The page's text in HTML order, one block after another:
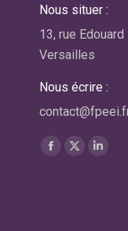
Nous situer :
13, rue
Versailles
Nous écrire :
Trouvez nous
La
La
La